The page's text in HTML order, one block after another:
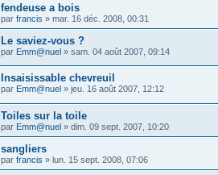
fendeuse a bois
par francis » mar. 16 déc. 2008, 00:31
Le saviez-vous ?
par Emm@nuel » sam. 04 août 2007, 09:14
Insaisissable chevreuil
par Emm@nuel » jeu. 16 août 2007, 12:12
Toiles sur la toile
par Emm@nuel » dim. 09 sept. 2007, 10:20
sangliers
par francis » lun. 15 sept. 2008, 07:06